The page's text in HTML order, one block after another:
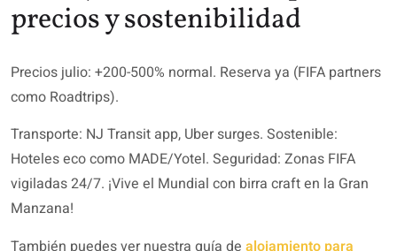
precios y sostenibilidad
Precios julio: +200-500% normal. Reserva ya (FIFA partners
como Roadtrips).
Transporte: NJ Transit app, Uber surges. Sostenible:
Hoteles eco como MADE/Yotel. Seguridad: Zonas FIFA
vigiladas 24/7. ¡Vive el Mundial con birra craft en la Gran
Manzana!
También puedes ver nuestra guía de alojamiento para